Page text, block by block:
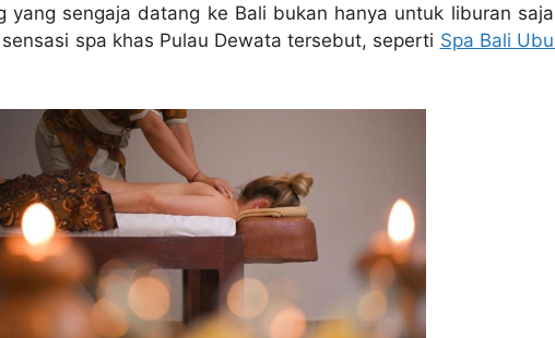
yang sengaja datang ke Bali bukan hanya untuk liburan
spa khas Pulau Dewata tersebut, seperti Spa Bali